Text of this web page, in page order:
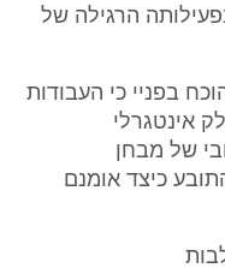
הרגילה של
בפניי כי העבודות
אינטגרלי
של מבחן
כיצד אומנם